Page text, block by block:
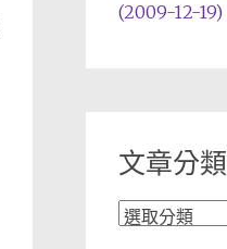
(2009-12-19)
文章分類
文